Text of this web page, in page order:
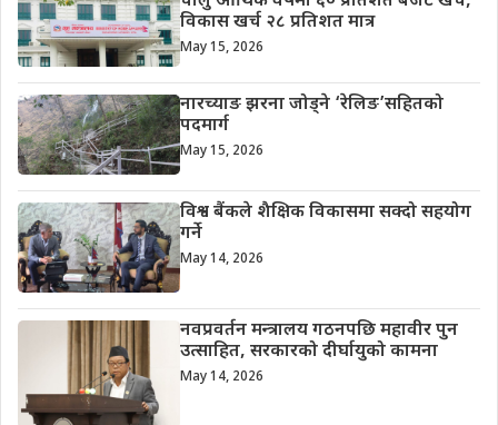
विकास खर्च २८ प्रतिशत मात्र
May 15, 2026
नारच्याङ झरना जोड्ने ‘रेलिङ’सहितको
पदमार्ग
May 15, 2026
विश्व बैंकले शैक्षिक विकासमा सक्दो सहयोग
गर्ने
May 14, 2026
नवप्रवर्तन मन्त्रालय गठनपछि महावीर पुन
उत्साहित, सरकारको दीर्घायुको कामना
May 14, 2026